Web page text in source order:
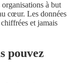
à but
cœur. Les données
et jamais
pouvez